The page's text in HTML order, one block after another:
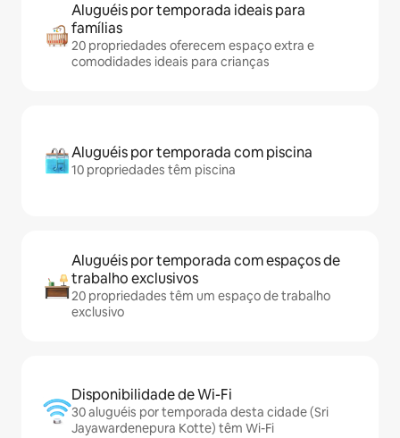
Aluguéis por temporada ideais para
famílias
20 propriedades oferecem espaço extra e
comodidades ideais para crianças
Aluguéis por temporada com piscina
10 propriedades têm piscina
Aluguéis por temporada com espaços de
trabalho exclusivos
20 propriedades têm um espaço de trabalho
exclusivo
Disponibilidade de Wi-Fi
30 aluguéis por temporada desta cidade (Sri
Jayawardenepura Kotte) têm Wi-Fi